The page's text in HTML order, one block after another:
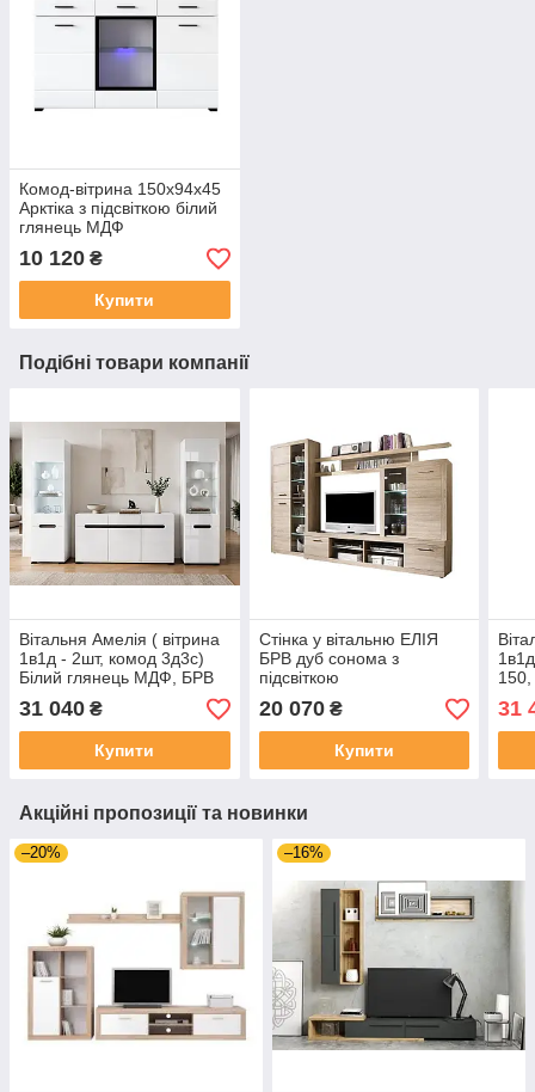
Комод-вітрина 150х94х45
Арктіка з підсвіткою білий
глянець МДФ
KOM1W2D2S БРВ
10 120 ₴
Купити
Подібні товари компанії
Вітальня Амелія ( вітрина
1в1д - 2шт, комод 3д3с)
Білий глянець МДФ, БРВ
31 040 ₴
Купити
Стінка у вітальню ЕЛІЯ
БРВ дуб сонома з
підсвіткою
20 070₴
Купити
31
Акційні пропозиції та новинки
–20% –16%